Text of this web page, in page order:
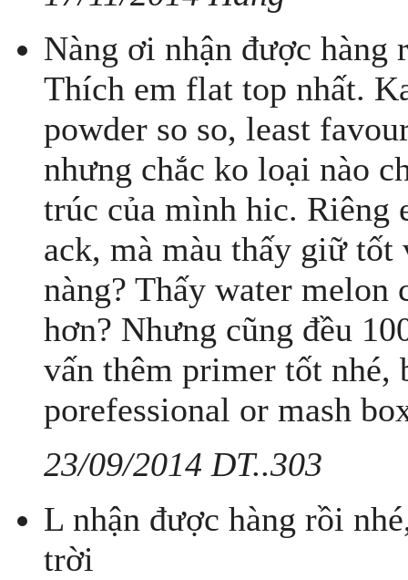
Nàng ơi nhận được
Thích em flat top nhất.
powder so so, least
nhưng chắc ko loại nào
trúc của mình hic. Riêng
ack, mà màu thấy giữ
nàng? Thấy water melon
hơn? Nhưng cũng đều
vấn thêm primer tốt nhé,
porefessional or mash
23/09/2014 DT..303
L nhận được hàng rồi
trời